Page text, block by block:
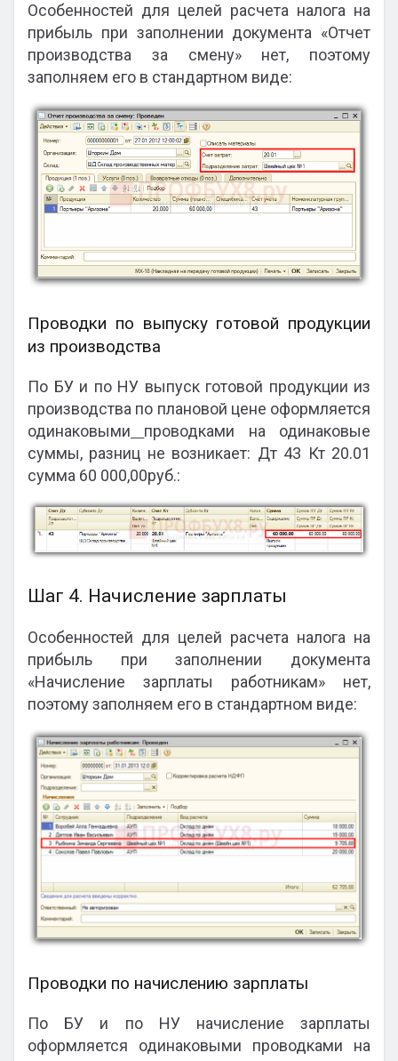
Особенностей для целей расчета налога на
прибыль при заполнении документа «Отчет
производства за смену» нет, поэтому
заполняем его в стандартном виде:
Проводки по выпуску готовой продукции
из производства
По БУ и по НУ выпуск готовой продукции из
производства по плановой цене оформляется
одинаковыми
проводками на одинаковые
суммы, разниц не возникает: Дт 43 Кт 20.01
сумма 60 000,00руб.:
Шаг 4. Начисление зарплаты
Особенностей для целей расчета налога на
прибыль при заполнении документа
«Начисление зарплаты работникам» нет,
поэтому заполняем его в стандартном виде:
Проводки по начислению зарплаты
По БУ и по НУ начисление зарплаты
оформляется одинаковыми проводками на